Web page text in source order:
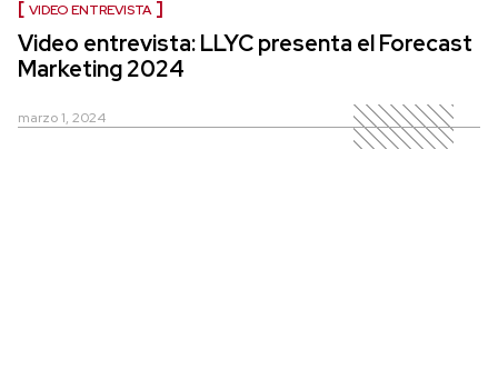
VIDEO ENTREVISTA
Video entrevista: LLYC presenta el Forecast
Marketing 2024
marzo 1, 2024